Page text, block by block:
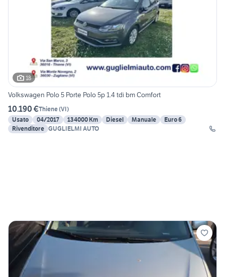
18
Volkswagen Polo 5 Porte Polo 5p 1.4 tdi bm Comfort
10.190 €Thiene(VI)
Usato
04/2017 134000 Km Diesel Manuale
Euro 6
Rivenditore GUGLIELMI AUTO